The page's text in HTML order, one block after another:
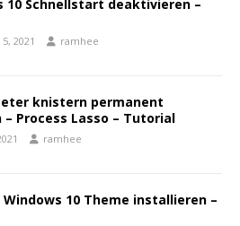
10 Schnellstart deaktivieren –
2021 ramhee
knistern permanent
– Process Lasso – Tutorial
ramhee
10 Theme installieren –